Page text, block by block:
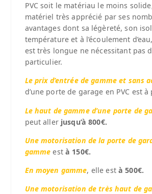
PVC soit le matériau le moins
matériel très apprécié par ses
avantages dont sa légèreté, son
température et à l’écoulement
est très longue ne nécessitant pas
particulier.
Le prix d’entrée de gamme et sans
d’une porte de garage en PVC est
Le haut de gamme d’une porte de
peut aller jusqu’à 800€.
Une motorisation de la porte de
gamme est à 150€.
En moyen gamme, elle està 500€.
Une motorisation de très haut de